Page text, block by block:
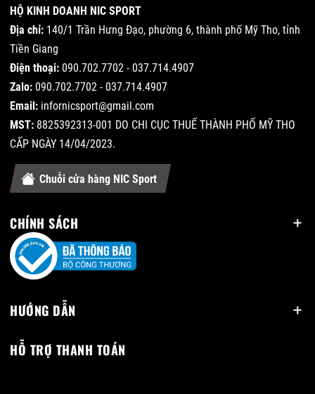
HỘ KINH DOANH NIC SPORT
Địa chỉ: 140/1 Trần Hưng Đạo, phường 6, thành phố Mỹ Tho, tỉnh
Tiền Giang
Điện thoại: 090.702.7702 - 037.714.4907
Zalo: 090.702.7702 - 037.714.4907
Email: infornicsport@gmail.com
MST: 8825392313-001 DO CHI CỤC THUẾ THÀNH PHỐ MỸ THO
CẤP NGÀY 14/04/2023.
Chuỗi cửa hàng NIC Sport
CHÍNH SÁCH
HƯỚNG DẪN
HỖ TRỢ THANH TOÁN